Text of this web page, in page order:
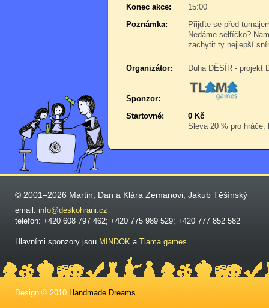
Konec akce:
15:00
Poznámka:
Přijďte se před
Nedáme selfíčko?
zachytit ty nejlepší
Organizátor: Duha DĚSÍR - projekt
Sponzor:
Startovné:
0 Kč
Sleva 20 % pro
© 2001–2026 Martin, Dan a Klára Zemanovi, Jakub Těšínský
email: info@deskohrani.cz
telefon: +420 608 797 462; +420 775 989 529; +420 777 852 582
Hlavními sponzory jsou MINDOK a Tlama games.
Design © 2010 Handmade Dreams